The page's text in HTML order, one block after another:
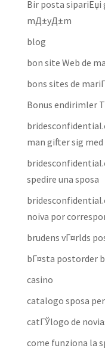
Bir posta
mД±yД±m
blog
bon site Web de
bons sites de
Bonus endirimler
man gifter sig
spedire una sposa
noiva por
brudens vГ¤rlds
bГ¤sta postorder
casino
catalogo sposa
catГЎlogo de
come funziona la